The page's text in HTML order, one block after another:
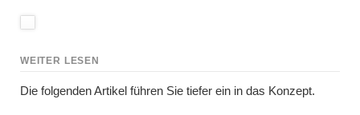
WEITER LESEN
Die folgenden Artikel führen Sie tiefer ein in das Konzept.